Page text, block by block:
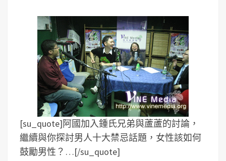
[su_quote]阿國加入鍾氏兄弟與蘆蘆的討論，
繼續與你探討男人十大禁忌話題，女性該如何
鼓勵男性？…[/su_quote]